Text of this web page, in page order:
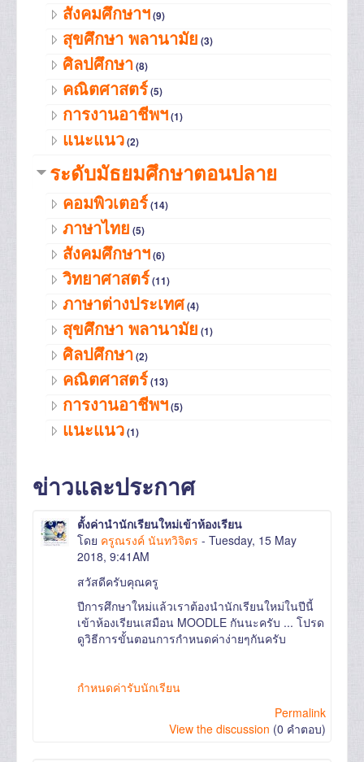
สังคมศึกษาฯ(9)
สุขศึกษา พลานามัย (3)
ศิลปศึกษา(8)
คณิตศาสตร์(5)
การงานอาชีพฯ(1)
แนะแนว(2)
ระดับมัธยมศึกษาตอนปลาย
คอมพิวเตอร์(14)
ภาษาไทย (5)
สังคมศึกษาฯ(6)
วิทยาศาสตร์(11)
ภาษาต่างประเทศ(4)
สุขศึกษา พลานามัย (1)
ศิลปศึกษา(2)
คณิตศาสตร์(13)
การงานอาชีพฯ(5)
แนะแนว(1)
ข่าวและประกาศ
ตั้งค่านำนักเรียนใหม่เข้าห้องเรียน
โดย ครูณรงค์ นันทวิจิตร - Tuesday, 15 May
2018, 9:41AM
สวัสดีครับคุณครู
ปีการศึกษาใหม่แล้วเราต้องนำนักเรียนใหม่ในปีนี้
เข้าห้องเรียนเสมือน MOODLE กันนะครับ ... โปรด
ดูวิธีการขั้นตอนการกำหนดค่าง่ายๆกันครับ
กำหนดค่ารับนักเรียน
Permalink
View the discussion (0 คำตอบ)